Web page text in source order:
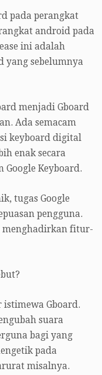
pada perangkat
android pada
ini adalah
yang sebelumnya
menjadi Gboard
Ada semacam
keyboard digital
enak secara
Keyboard.
tugas Google
pengguna.
menghadirkan fitur-
istimewa Gboard.
suara
bagi yang
pada
misalnya.